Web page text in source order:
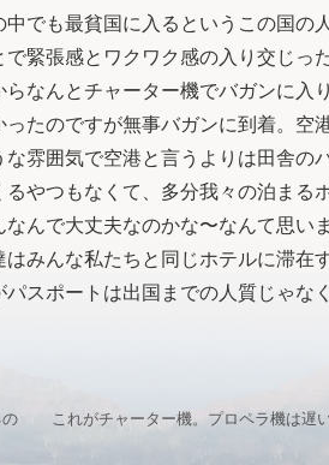
でも最貧国に入るというこの国の
緊張感とワクワク感の入り交じっ
なんとチャーター機でバガンに入
たのですが無事バガンに到着。空
雰囲気で空港と言うよりは田舎の
やつもなくて、多分我々の泊まる
んで大丈夫なのかな〜なんて思い
みんな私たちと同じホテルに滞在
スポートは出国までの人質じゃな
これがチャーター機。プロペラ機は遅